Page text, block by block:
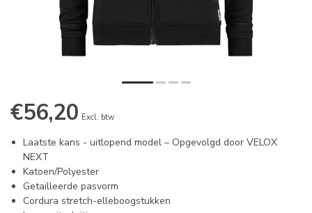
€56,20 Excl. btw
Laatste kans - uitlopend model – Opgevolgd door VELOX
NEXT
Katoen/Polyester
Getailleerde pasvorm
Cordura stretch-elleboogstukken